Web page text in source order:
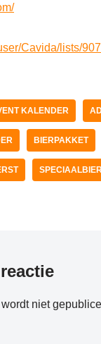
Cavida/lists/
KALENDER
BIERPAKKET
SPECIAALBIER
niet